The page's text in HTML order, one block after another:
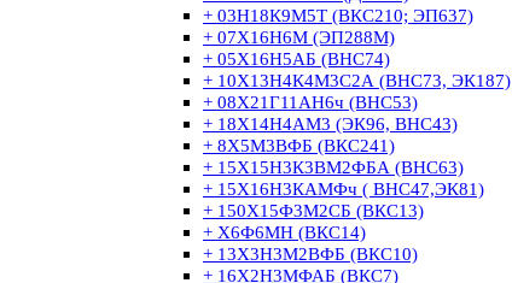
+ 03Н18К9М5Т (ВКС210; ЭП637)
+ 07Х16Н6М (ЭП288М)
+ 05Х16Н5АБ (ВНС74)
+ 10Х13Н4К4М3С2А (ВНС73, ЭК187)
+ 08Х21Г11АН6ч (ВНС53)
+ 18Х14Н4АМ3 (ЭК96, ВНС43)
+ 8Х5М3ВФБ (ВКС241)
+ 15Х15Н3К3ВМ2ФБА (ВНС63)
+ 15Х16Н3КАМФч ( ВНС47,ЭК81)
+ 150Х15Ф3М2СБ (ВКС13)
+ Х6Ф6МН (ВКС14)
+ 13Х3Н3М2ВФБ (ВКС10)
+ 16Х2Н3МФАБ (ВКС7)